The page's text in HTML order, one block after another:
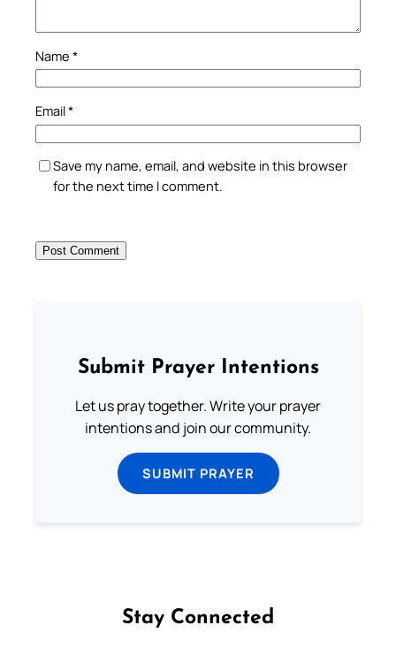
Name *
Email*
Save my name, email, and website in this browser
for the next time I comment.
Submit Prayer Intentions
Let us pray together. Write your prayer
intentions and join our community.
SUBMIT PRAYER
Stay Connected